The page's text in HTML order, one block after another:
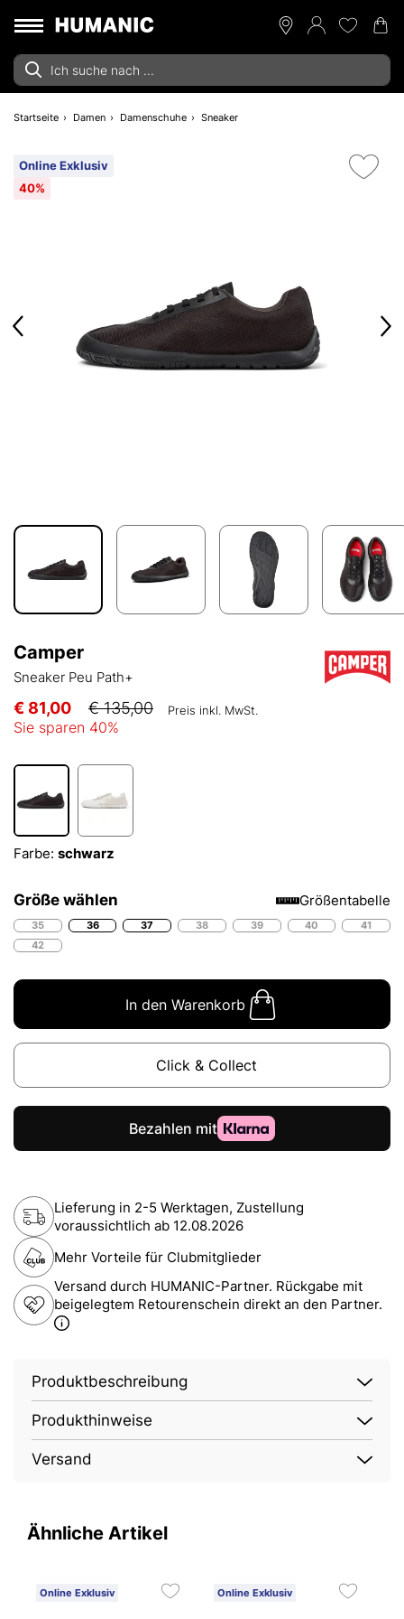
Startseite Damen Damenschuhe Sneaker
Online Exklusiv
40%
Camper
Sneaker Peu Path+
€ 81,00 € 135,00 Preis inkl. MwSt.
Sie sparen 40%
Farbe: schwarz
Größe wählen Größentabelle
35 36 37 38 39 40
41
42
In den Warenkorb
Click & Collect
Lieferung in 2-5 Werktagen, Zustellung
voraussichtlich ab 12.08.2026
Mehr Vorteile für Clubmitglieder
Versand durch HUMANIC-Partner. Rückgabe mit
beigelegtem Retourenschein direkt an den Partner.
Produktbeschreibung
Produkthinweise
Versand
Ähnliche Artikel
Online Exklusiv Online Exklusiv